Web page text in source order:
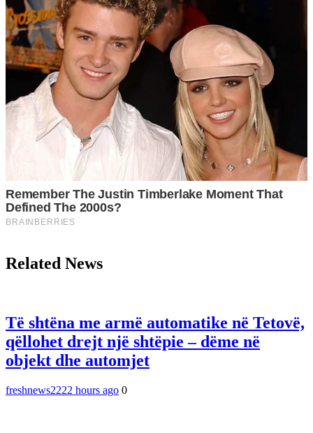
Related News
Të shtëna me armë automatike në Tetovë,
qëllohet drejt një shtëpie – dëme në
objekt dhe automjet
freshnews2222 hours ago 0